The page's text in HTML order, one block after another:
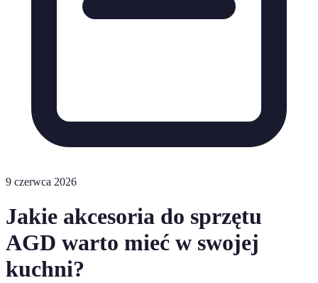
9 czerwca 2026
Jakie akcesoria do sprzętu
AGD warto mieć w swojej
kuchni?